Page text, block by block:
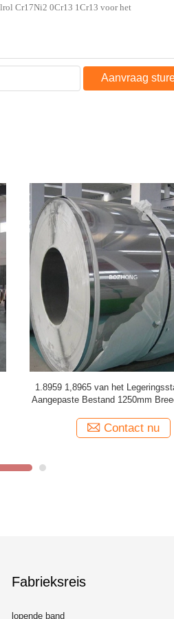
Aanvraag
316ti 316N 317 317l-Standaard
Slijtageweerstand van de
Contact nu
Fabrieksreis
lopende band